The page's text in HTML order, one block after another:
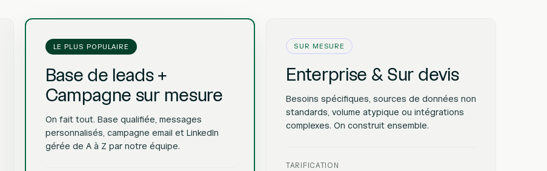
LE PLUS POPULAIRE
Base de leads +
Campagne sur mesure
On fait tout. Base qualifiée, messages
personnalisés, campagne email et LinkedIn
gérée de A à Z par notre équipe.
SUR MESURE
Enterprise & Sur devis
Besoins spécifiques, sources de données non
standards, volume atypique ou intégrations
complexes. On construit ensemble.
TARIFICATION